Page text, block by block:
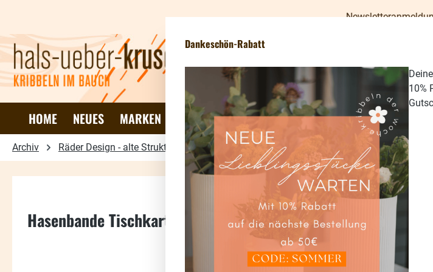
Newsletteranmeldung -
HOME NEUES MARKEN DEKO & WOHNEN TISCH & KÜCHE GESCHENKE
Archiv Räder Design - alte Struktur Ostern
Hasenbande Tischkarte Rudi Rübe 20 x 6er Set (120 Stück)
Dankeschön-Rabatt
10%